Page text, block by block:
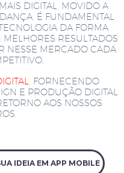
DIGITAL, MOVIDO A
É FUNDAMENTAL
DA FORMA
RESULTADOS
NESSE MERCADO CADA
, FORNECENDO
E PRODUÇÃO DIGITAL
AOS NOSSOS
IDEIA EM APP MOBILE